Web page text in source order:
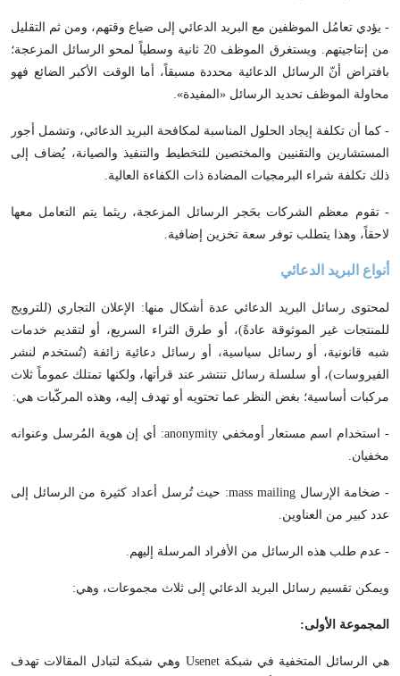
- يؤدي تعامُل الموظفين مع البريد الدعائي إلى ضياع وقتهم، ومن ثم التقليل
من إنتاجيتهم. ويستغرق الموظف 20 ثانية وسطياً لمحو الرسائل المزعجة؛
بافتراض أنّ الرسائل الدعائية محددة مسبقاً، أما الوقت الأكبر الضائع فهو
محاولة الموظف تحديد الرسائل «المفيدة».
- كما أن تكلفة إيجاد الحلول المناسبة لمكافحة البريد الدعائي، وتشمل أجور
المستشارين والتقنيين والمختصين للتخطيط والتنفيذ والصيانة، يُضاف إلى
ذلك تكلفة شراء البرمجيات المضادة ذات الكفاءة العالية.
- تقوم معظم الشركات بحَجر الرسائل المزعجة، ريثما يتم التعامل معها
لاحقاً، وهذا يتطلب توفر سعة تخزين إضافية.
أنواع البريد الدعائي
لمحتوى رسائل البريد الدعائي عدة أشكال منها: الإعلان التجاري (للترويج
للمنتجات غير الموثوقة عادةً)، أو طرق الثراء السريع، أو لتقديم خدمات
شبه قانونية، أو رسائل سياسية، أو رسائل دعائية زائفة (تُستخدم لنشر
الفيروسات)، أو سلسلة رسائل تنتشر عند قرأتها، ولكنها تمتلك عموماً ثلاث
مركبات أساسية؛ بغض النظر عما تحتويه أو تهدف إليه، وهذه المركّبات هي:
- استخدام اسم مستعار أومخفي anonymity: أي إن هوية المُرسل وعنوانه
مخفيان.
- ضخامة الإرسال mass mailing: حيث تُرسل أعداد كثيرة من الرسائل إلى
عدد كبير من العناوين.
- عدم طلب هذه الرسائل من الأفراد المرسلة إليهم.
ويمكن تقسيم رسائل البريد الدعائي إلى ثلاث مجموعات، وهي:
المجموعة الأولى:
هي الرسائل المتخفية في شبكة Usenet وهي شبكة لتبادل المقالات تهدف